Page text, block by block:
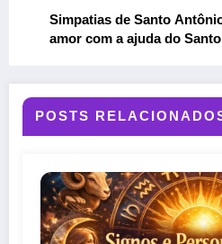
Simpatias de Santo
amor com a ajuda do
POSTS